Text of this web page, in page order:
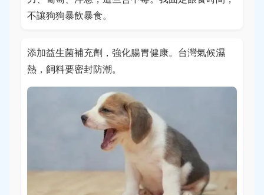
不讓狗狗暴飲暴食。
添加益生菌補充劑，強化腸胃健康。台灣氣候濕
熱，飼料要密封防潮。